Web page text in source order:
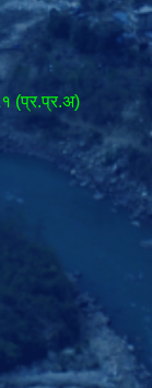
(प्र.प्र.अ)